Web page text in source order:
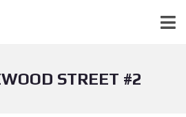
STREET #2